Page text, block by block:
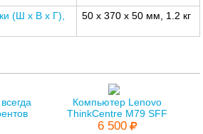
(Ш x В x Г),
50 x 370 x 50 мм, 1.2 кг
Компьютер Lenovo
ThinkCentre M79 SFF
6 500